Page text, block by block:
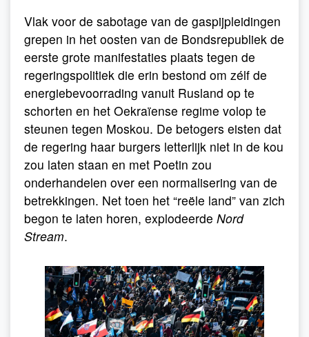
Vlak voor de sabotage van de gaspijpleidingen
grepen in het oosten van de Bondsrepubliek de
eerste grote manifestaties plaats tegen de
regeringspolitiek die erin bestond om zélf de
energiebevoorrading vanuit Rusland op te
schorten en het Oekraïense regime volop te
steunen tegen Moskou. De betogers eisten dat
de regering haar burgers letterlijk niet in de kou
zou laten staan en met Poetin zou
onderhandelen over een normalisering van de
betrekkingen. Net toen het “reële land” van zich
begon te laten horen, explodeerde Nord
Stream.